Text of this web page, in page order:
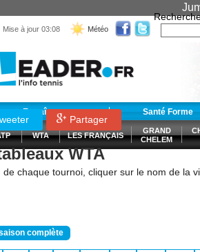
Mise à jour 03:08 Météo
Entraînement Santé Forme
WTA LES FRANÇAIS
GRAND
CHELEM
Partager
WTA
chaque tournoi, cliquer sur le nom de la
complète